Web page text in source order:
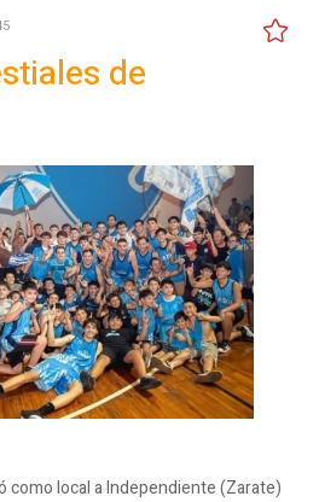
de
local a Independiente (Zarate)